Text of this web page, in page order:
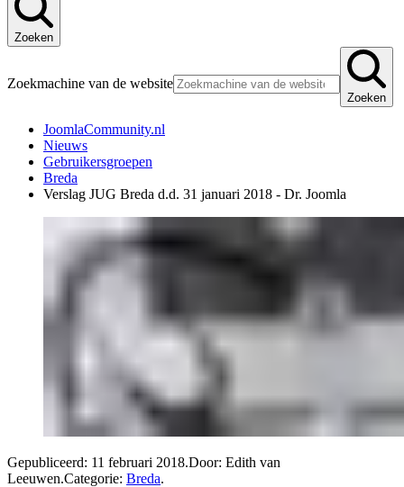
Zoeken
Zoekmachine van de website
Zoeken
JoomlaCommunity.nl
Nieuws
Gebruikersgroepen
Breda
Verslag JUG Breda d.d. 31 januari 2018 - Dr. Joomla
Gepubliceerd: 11 februari 2018.Door: Edith van
Leeuwen.Categorie: Breda.